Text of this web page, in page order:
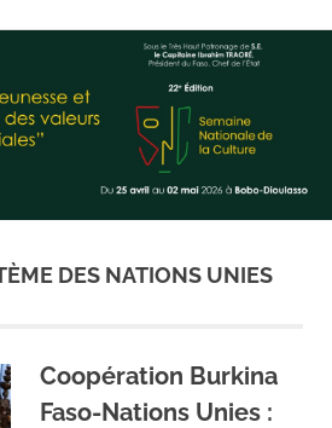
DES NATIONS UNIES
Coopération Burkina
Faso-Nations Unies :